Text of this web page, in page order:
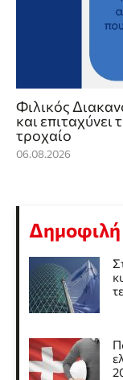
Φιλικός
και
τροχαίο
06.08.2026